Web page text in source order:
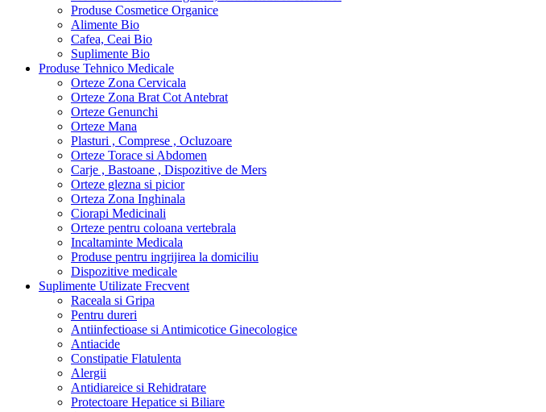
Produse Cosmetice Organice
Alimente Bio
Cafea, Ceai Bio
Suplimente Bio
Produse Tehnico Medicale
Orteze Zona Cervicala
Orteze Zona Brat Cot Antebrat
Orteze Genunchi
Orteze Mana
Plasturi , Comprese , Ocluzoare
Orteze Torace si Abdomen
Carje , Bastoane , Dispozitive de Mers
Orteze glezna si picior
Orteza Zona Inghinala
Ciorapi Medicinali
Orteze pentru coloana vertebrala
Incaltaminte Medicala
Produse pentru ingrijirea la domiciliu
Dispozitive medicale
Suplimente Utilizate Frecvent
Raceala si Gripa
Pentru dureri
Antiinfectioase si Antimicotice Ginecologice
Antiacide
Constipatie Flatulenta
Alergii
Antidiareice si Rehidratare
Protectoare Hepatice si Biliare